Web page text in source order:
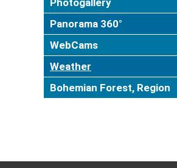
Panorama 360°
WebCams
Weather
Bohemian Forest, Region